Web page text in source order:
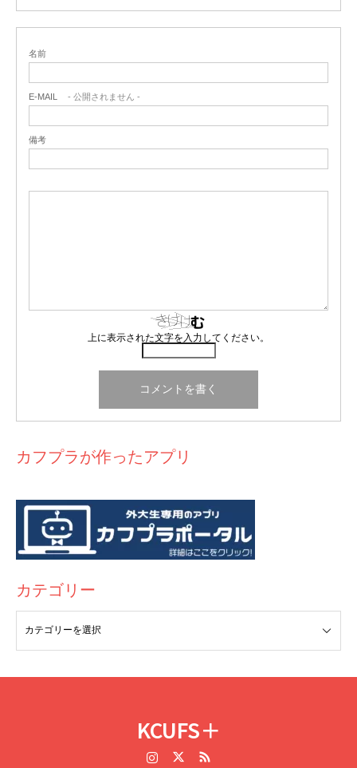
名前
E-MAIL - 公開されません -
備考
上に表示された文字を入力してください。
カフプラが作ったアプリ
カテゴリー
KCUFS＋